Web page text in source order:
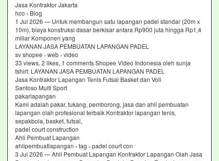
Jasa Kontraktor Jakarta
hco › Blog
1 Jul 2026 — Untuk membangun satu lapangan padel standar (20m x
10m), biaya konstruksi dasar berkisar antara Rp900 juta hingga Rp1,4
miliar Komponen yang
LAYANAN JASA PEMBUATAN LAPANGAN PADEL
sv shopee › web › video
33 views, 2 likes, 1 comments Shopee Video Indonesia oleh sunja
tshirt: LAYANAN JASA PEMBUATAN LAPANGAN PADEL
Jasa Kontraktor Lapangan Tenis Futsal Basket dan Voli
Santoso Multi Sport
pakarlapangan
Kami adalah pakar, tukang, pemborong, jasa dan ahli pembuatan
lapangan olah profesional terbaik Kontraktor lapangan tenis,
sepakbola, basket, futsal,
padel court construction
Ahli Pembuat Lapangan
ahlipembuatlapangan › tag › padel court con
3 Jul 2026 — Ahli Pembuat Lapangan Kontraktor Lapangan Olah Jasa